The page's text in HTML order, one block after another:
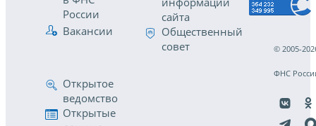
России
Вакансии
сайта
Общественный
совет
Открытое
ведомство
Открытые
© 2005-
ФНС